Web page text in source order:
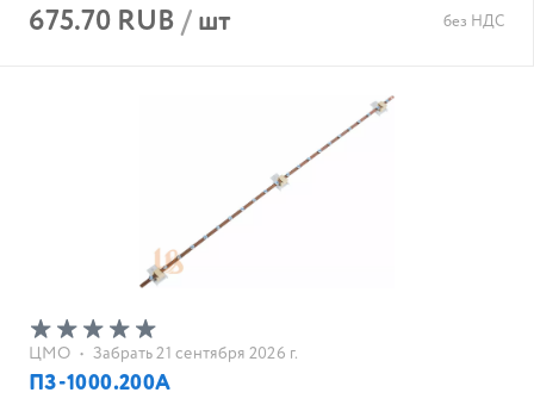
675.70 RUB/шт без НДС
ЦМО • Забрать 21 сентября 2026 г.
ПЗ-1000.200А